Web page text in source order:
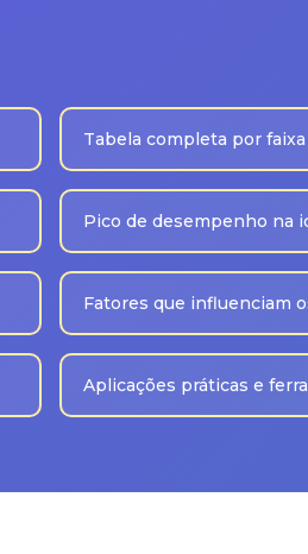
Tabela completa por
Pico de desempenho na
Fatores que influenciam
Aplicações práticas e